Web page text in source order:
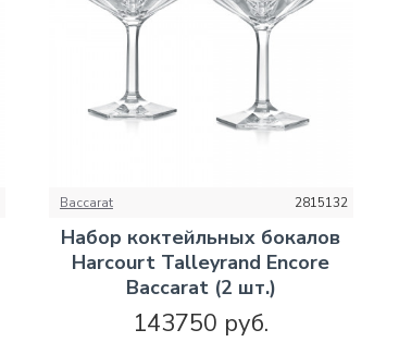
Baccarat 2815132
Набор коктейльных бокалов
Harcourt Talleyrand Encore
Baccarat (2 шт.)
143750 руб.